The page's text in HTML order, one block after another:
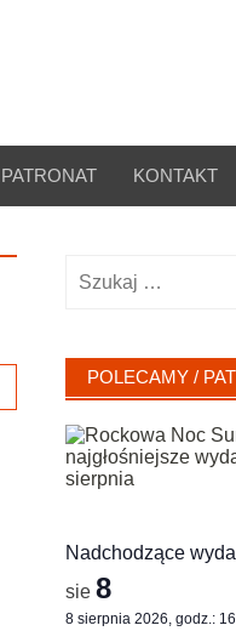
PATRONAT KONTAKT
POLECAMY /
Nadchodzące
sie 8
8 sierpnia 2026, godz.: